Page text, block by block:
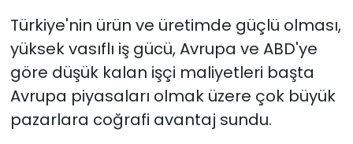
Türkiye'nin ürün ve üretimde güçlü olması,
yüksek vasıflı iş gücü, Avrupa ve ABD'ye
göre düşük kalan işçi maliyetleri başta
Avrupa piyasaları olmak üzere çok büyük
pazarlara coğrafi avantaj sundu.